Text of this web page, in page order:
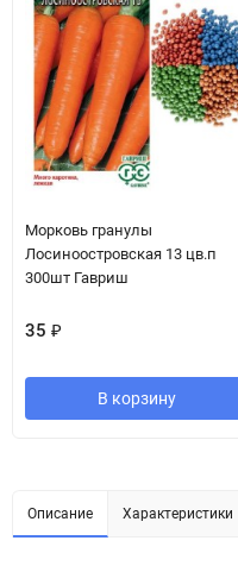
Морковь гранулы
Лосиноостровская 13 цв.п
300шт Гавриш
35 ₽
В корзину
Описание Характеристики